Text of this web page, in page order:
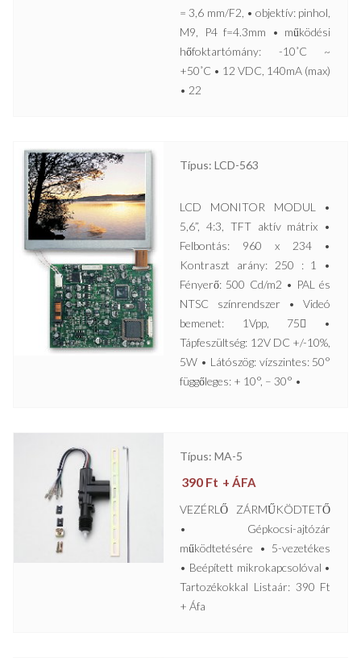
= 3,6 mm/F2, • objektív: pinhol,
M9, P4 f=4.3mm • működési
hőfoktartómány: -10˚C ~
+50˚C • 12 VDC, 140mA (max)
• 22
Típus: LCD-563
LCD MONITOR MODUL •
5,6”, 4:3, TFT aktív mátrix •
Felbontás: 960 x 234 •
Kontraszt arány: 250 : 1 •
Fényerő: 500 Cd/m2 • PAL és
NTSC színrendszer • Videó
bemenet: 1Vpp, 75 •
Tápfeszültség: 12V DC +/-10%,
5W • Látószög: vízszintes: 50°
függőleges: + 10°, – 30° •
Típus: MA-5
390 Ft + ÁFA
VEZÉRLŐ ZÁRMŰKÖDTETŐ
• Gépkocsi-ajtózár
működtetésére • 5-vezetékes
• Beépített mikrokapcsolóval •
Tartozékokkal Listaár: 390 Ft
+ Áfa